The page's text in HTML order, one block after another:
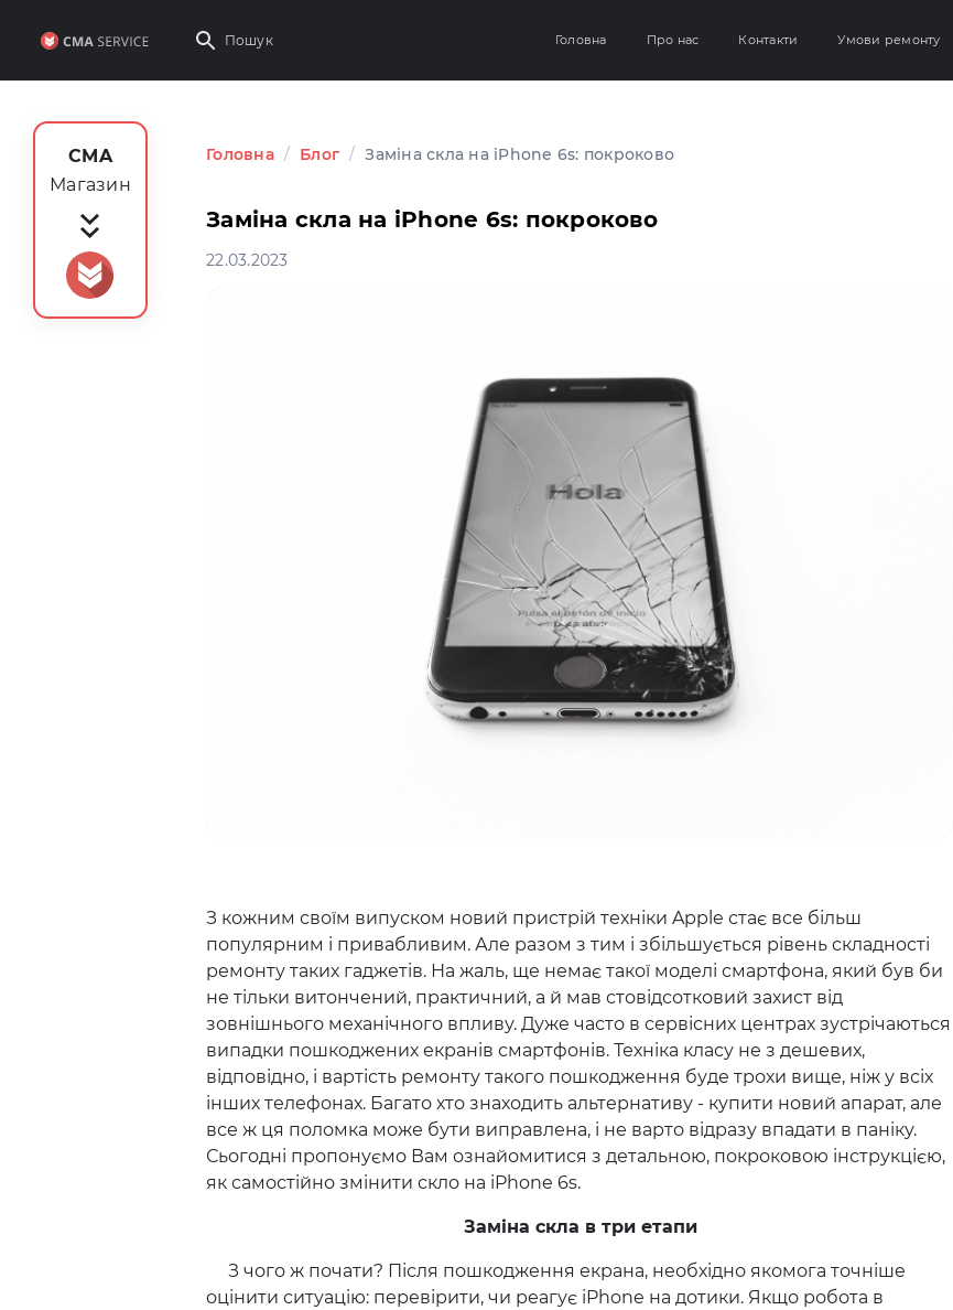
Головна Про нас Контакти Умови ремонту
Головна / Блог / Заміна скла на iPhone 6s: покроково
Заміна скла на iPhone 6s: покроково
22.03.2023
З кожним своїм випуском новий пристрій техніки Apple стає все більш
популярним і привабливим. Але разом з тим і збільшується рівень складності
ремонту таких гаджетів. На жаль, ще немає такої моделі смартфона, який був би
не тільки витончений, практичний, а й мав стовідсотковий захист від
зовнішнього механічного впливу. Дуже часто в сервісних центрах зустрічаються
випадки пошкоджених екранів смартфонів. Техніка класу не з дешевих,
відповідно, і вартість ремонту такого пошкодження буде трохи вище, ніж у всіх
інших телефонах. Багато хто знаходить альтернативу - купити новий апарат, але
все ж ця поломка може бути виправлена, і не варто відразу впадати в паніку.
Сьогодні пропонуємо Вам ознайомитися з детальною, покроковою інструкцією,
як самостійно змінити скло на iPhone 6s.
Заміна скла в три етапи
З чого ж почати? Після пошкодження екрана, необхідно якомога точніше
оцінити ситуацію: перевірити, чи реагує iPhone на дотики. Якщо робота в
CMA
Магазин